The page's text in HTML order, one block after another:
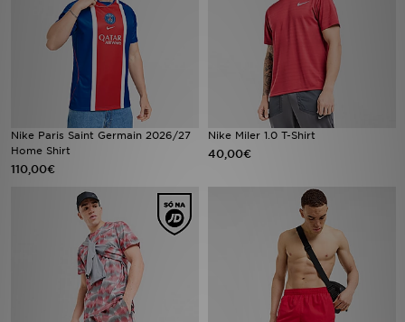
Nike Paris Saint Germain 2026/27
Home Shirt
110,00€
Nike Miler 1.0 T-Shirt
40,00€
MY JD
SUBSCREVE
ESTADO DO TEU PEDIDO
ATENÇÃO AO CLIENTE
FAZ DOWNLOAD DA APP
TRABALHA CONNOSCO